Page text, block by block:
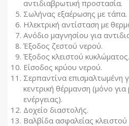
αντιδιαβρωτική προστασία.
Σωλήνας εξαέρωσης με τάπα.
Ηλεκτρική αντίσταση με
Ανόδιο μαγνησίου για
Έξοδος ζεστού νερού.
Έξοδος κλειστού κυκλώματος.
Είσοδος κρύου νερού.
Σερπαντίνα επισμαλτωμένη
κεντρική θέρμανση (μόνο για
ενέργειας).
Δοχείο διαστολής.
Βαλβίδα ασφαλείας